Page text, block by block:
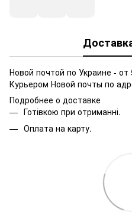
Новой почтой по Украине - от
Курьером Новой почты по
Подробнее о доставке
Готівкою при отриманні.
Оплата на карту.